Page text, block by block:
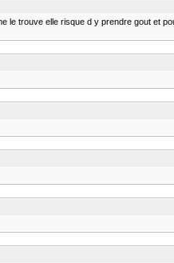
trouve elle risque d y prendre gout et